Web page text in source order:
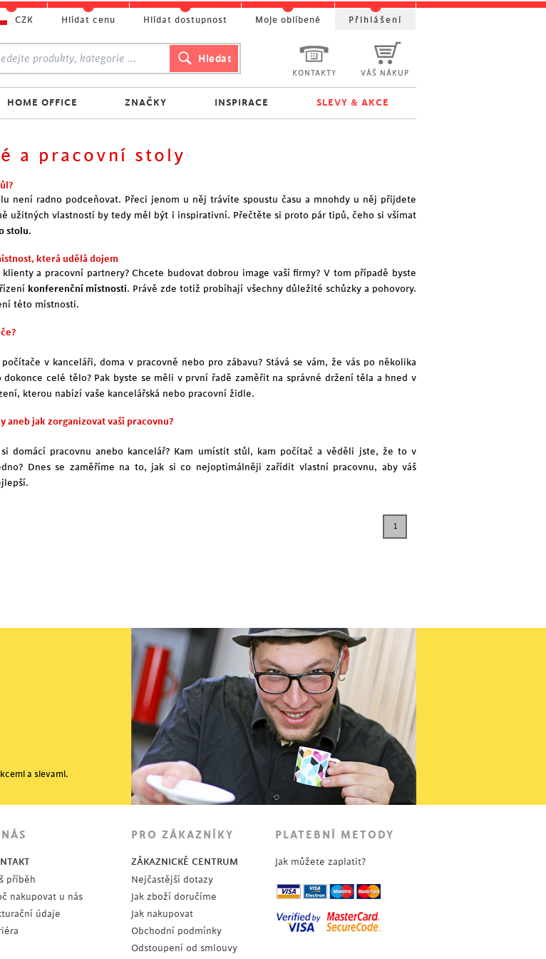
a pracovní stoly
není radno podceňovat. Přeci jenom u něj trávíte spoustu času a mnohdy u něj přijdete
užitných vlastností by tedy měl být i inspirativní. Přečtěte si proto pár tipů, čeho si všímat
stolu.
která udělá dojem
a pracovní partnery? Chcete budovat dobrou image vaší firmy? V tom případě byste
konferenční místnosti. Právě zde totiž probíhají všechny důležité schůzky a pohovory.
této místnosti.
v kanceláři, doma v pracovně nebo pro zábavu? Stává se vám, že vás po několika
dokonce celé tělo? Pak byste se měli v první řadě zaměřit na správné držení těla a hned v
kterou nabízí vaše kancelářská nebo pracovní židle.
aneb jak zorganizovat vaší pracovnu?
domácí pracovnu anebo kancelář? Kam umístit stůl, kam počítač a věděli jste, že to v
Dnes se zaměříme na to, jak si co nejoptimálněji zařídit vlastní pracovnu, aby váš
1
KONTAKTY VÁŠ NÁKUP
HOME OFFICE ZNAČKY INSPIRACE SLEVY & AKCE
CZK Hlídat cenu Hlídat dostupnost Moje oblíbené Přihlášení
a slevami.
příběh
nakupovat u nás
údaje
PRO ZÁKAZNÍKY
ZÁKAZNICKÉ CENTRUM
Nejčastější dotazy
Jak zboží doručíme
Jak nakupovat
Obchodní podmínky
Odstoupení od smlouvy
PLATEBNÍ METODY
Jak můžete zaplatit?